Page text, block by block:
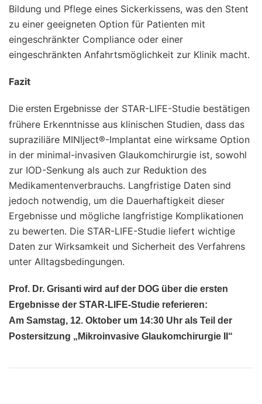
Bildung und Pflege eines Sickerkissens, was den Stent
zu einer geeigneten Option für Patienten mit
eingeschränkter Compliance oder einer
eingeschränkten Anfahrtsmöglichkeit zur Klinik macht.
Fazit
Die ersten Ergebnisse der STAR-LIFE-Studie bestätigen
frühere Erkenntnisse aus klinischen Studien, dass das
supraziliäre MINIject®-Implantat eine wirksame Option
in der minimal-invasiven Glaukomchirurgie ist, sowohl
zur IOD-Senkung als auch zur Reduktion des
Medikamentenverbrauchs. Langfristige Daten sind
jedoch notwendig, um die Dauerhaftigkeit dieser
Ergebnisse und mögliche langfristige Komplikationen
zu bewerten. Die STAR-LIFE-Studie liefert wichtige
Daten zur Wirksamkeit und Sicherheit des Verfahrens
unter Alltagsbedingungen.
Prof. Dr. Grisanti wird auf der DOG über die ersten
Ergebnisse der STAR-LIFE-Studie referieren:
Am Samstag, 12. Oktober um 14:30 Uhr als Teil der
Postersitzung „Mikroinvasive Glaukomchirurgie II“